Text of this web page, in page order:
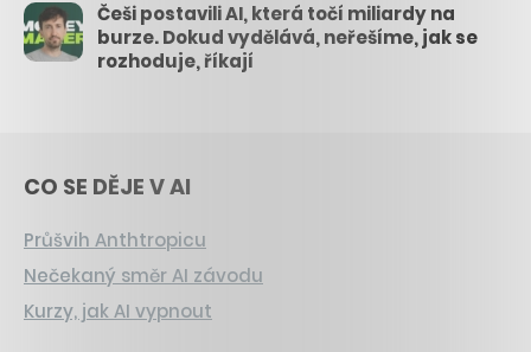
Češi postavili AI, která točí miliardy na
burze. Dokud vydělává, neřešíme, jak se
rozhoduje, říkají
CO SE DĚJE V AI
Průšvih Anthtropicu
Nečekaný směr AI závodu
Kurzy, jak AI vypnout